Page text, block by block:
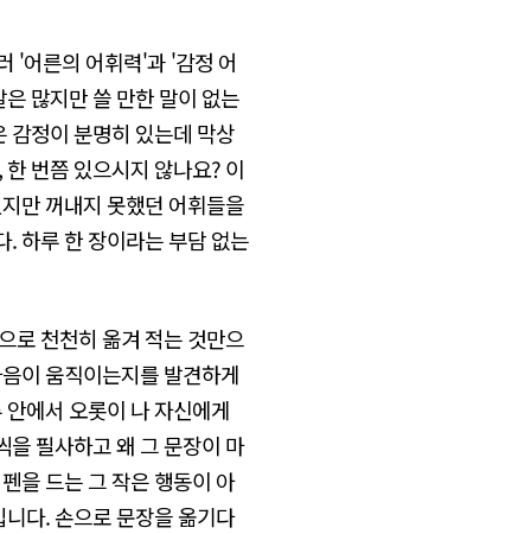
'어른의 어휘력'과 '감정 어
많지만 쓸 만한 말이 없는
감정이 분명히 있는데 막상
번쯤 있으시지 않나요? 이
만 꺼내지 못했던 어휘들을
하루 한 장이라는 부담 없는
로 천천히 옮겨 적는 것만으
이 움직이는지를 발견하게
에서 오롯이 나 자신에게
을 필사하고 왜 그 문장이 마
을 드는 그 작은 행동이 아
다. 손으로 문장을 옮기다